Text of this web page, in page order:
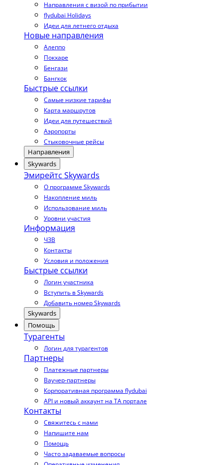
Направления с визой по прибытии
flydubai Holidays
Идеи для летнего отдыха
Новые направления
Алеппо
Покхаре
Бенгази
Бангкок
Быстрые ссылки
Самые низкие тарифы
Карта маршрутов
Идеи для путешествий
Аэропорты
Стыковочные рейсы
Направления
Skywards
Эмирейтс Skywards
О программе Skywards
Накопление миль
Использование миль
Уровни участия
Информация
ЧЗВ
Контакты
Условия и положения
Быстрые ссылки
Логин участника
Вступить в Skywards
Добавить номер Skywards
Skywards
Помощь
Турагенты
Логин для турагентов
Партнеры
Платежные партнеры
Ваучер-партнеры
Корпоративная программа flydubai
API и новый аккаунт на TA портале
Контакты
Свяжитесь с нами
Напишите нам
Помощь
Часто задаваемые вопросы